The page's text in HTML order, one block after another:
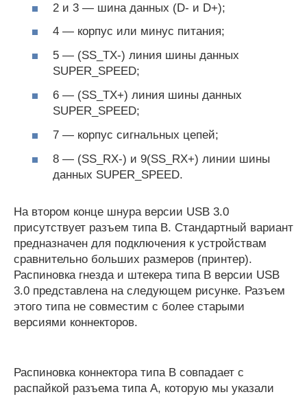
2 и 3 — шина данных (D- и D+);
4 — корпус или минус питания;
5 — (SS_TХ-) линия шины данных
SUPER_SPEED;
6 — (SS_ТХ+) линия шины данных
SUPER_SPEED;
7 — корпус сигнальных цепей;
8 — (SS_RX-) и 9(SS_RX+) линии шины
данных SUPER_SPEED.
На втором конце шнура версии USB 3.0
присутствует разъем типа В. Стандартный вариант
предназначен для подключения к устройствам
сравнительно больших размеров (принтер).
Распиновка гнезда и штекера типа В версии USB
3.0 представлена на следующем рисунке. Разъем
этого типа не совместим с более старыми
версиями коннекторов.
Распиновка коннектора типа В совпадает с
распайкой разъема типа А, которую мы указали